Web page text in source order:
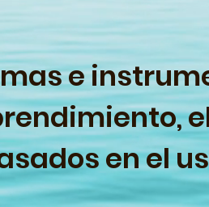
e
en el